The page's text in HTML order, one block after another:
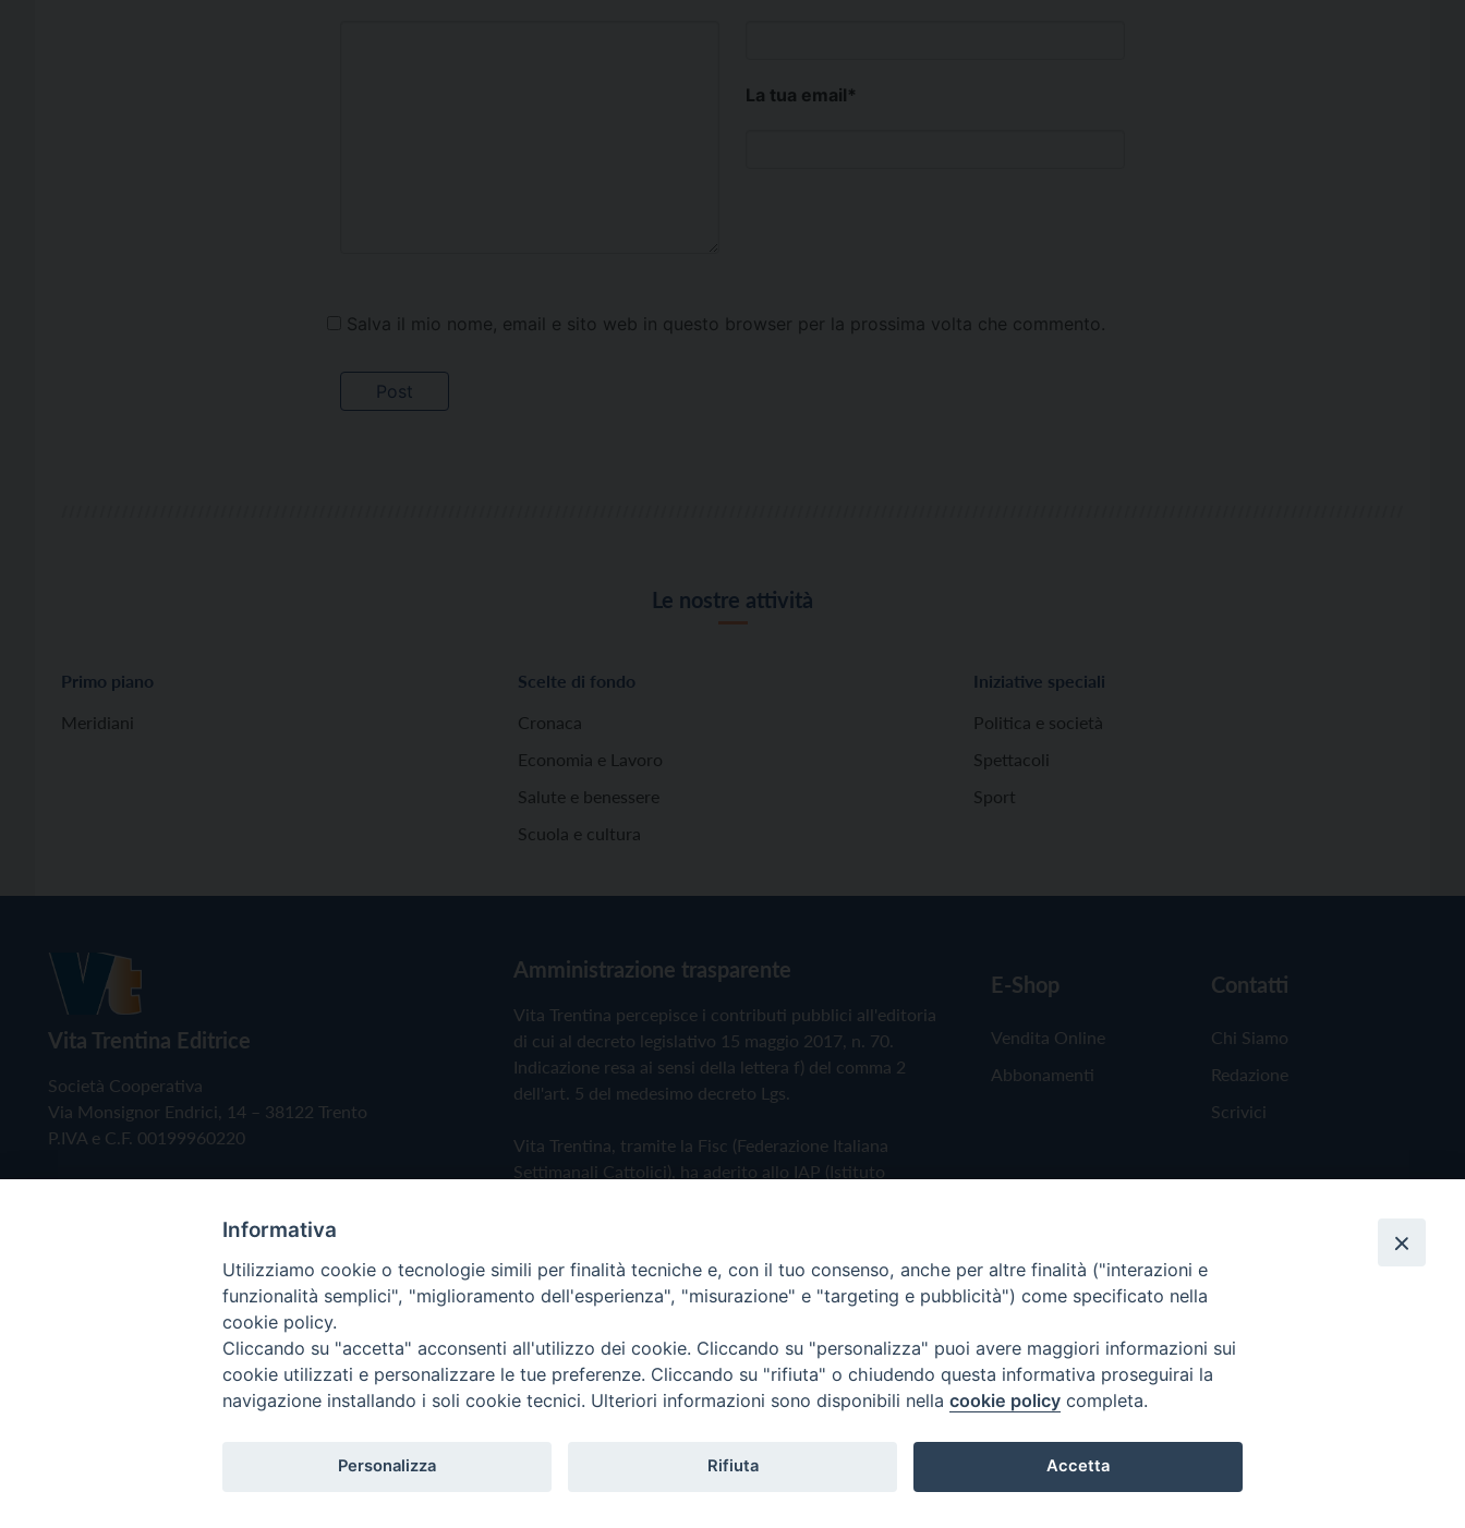
La tua email*
Salva il mio nome, email e sito web in questo browser per la prossima volta che commento.
Le nostre attività
Primo piano
Meridiani
Scelte di fondo
Cronaca
Economia e Lavoro
Salute e benessere
Scuola e cultura
Iniziative speciali
Politica e società
Spettacoli
Sport
Vita Trentina Editrice
Società Cooperativa
Via Monsignor Endrici, 14 – 38122 Trento
P.IVA e C.F. 00199960220
Amministrazione trasparente
Vita Trentina percepisce i contributi pubblici all'editoria
di cui al decreto legislativo 15 maggio 2017, n. 70.
Indicazione resa ai sensi della lettera f) del comma 2
dell'art. 5 del medesimo decreto Lgs.
Vita Trentina, tramite la Fisc (Federazione Italiana
Settimanali Cattolici), ha aderito allo IAP (Istituto
Privacy Policy Cookie Policy
E-Shop
Vendita Online
Abbonamenti
Contatti
Chi Siamo
Redazione
Scrivici
Copyright © 2019 - Tutti i diritti riservati - Vita Trentina Editrice
Informativa
Utilizziamo cookie o tecnologie simili per finalità tecniche e, con il tuo consenso, anche per altre finalità ("interazioni e
funzionalità semplici", "miglioramento dell'esperienza", "misurazione" e "targeting e pubblicità") come specificato nella
cookie policy.
Cliccando su "accetta" acconsenti all'utilizzo dei cookie. Cliccando su "personalizza" puoi avere maggiori informazioni sui
cookie utilizzati e personalizzare le tue preferenze. Cliccando su "rifiuta" o chiudendo questa informativa proseguirai la
navigazione installando i soli cookie tecnici. Ulteriori informazioni sono disponibili nella cookie policy completa.
Personalizza Rifiuta Accetta